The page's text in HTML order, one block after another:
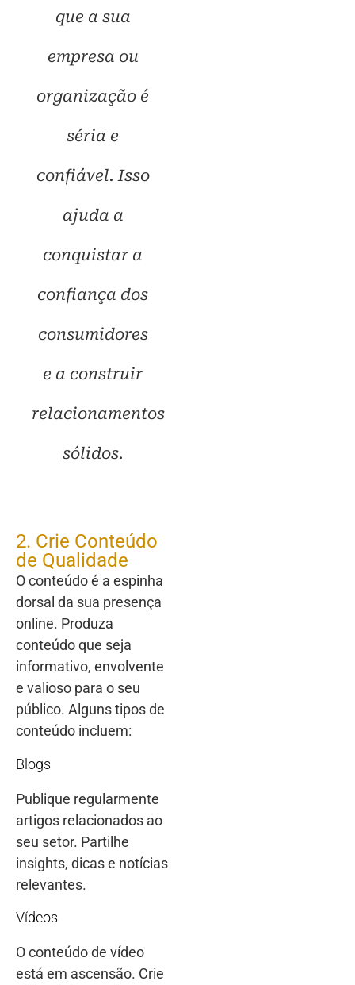
que a sua
empresa ou
organização é
séria e
confiável. Isso
ajuda a
conquistar a
confiança dos
consumidores
e a construir
relacionamentos
sólidos.
2. Crie Conteúdo
de Qualidade
O conteúdo é a espinha
dorsal da sua presença
online. Produza
conteúdo que seja
informativo, envolvente
e valioso para o seu
público. Alguns tipos de
conteúdo incluem:
Blogs
Publique regularmente
artigos relacionados ao
seu setor. Partilhe
insights, dicas e notícias
relevantes.
Vídeos
O conteúdo de vídeo
está em ascensão. Crie